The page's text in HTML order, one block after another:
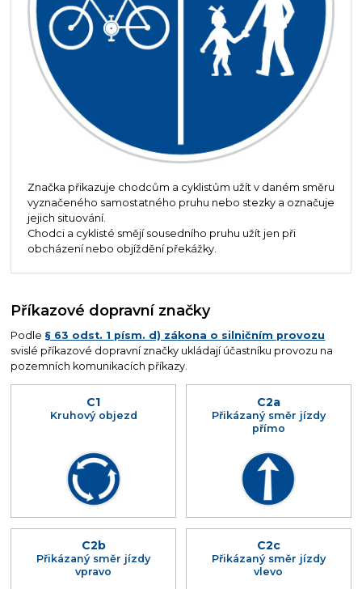
Značka přikazuje chodcům a cyklistům užít v daném směru
vyznačeného samostatného pruhu nebo stezky a označuje
jejich situování.
Chodci a cyklisté smějí sousedního pruhu užít jen při
obcházení nebo objíždění překážky.
Příkazové dopravní značky
Podle § 63 odst. 1 písm. d) zákona o silničním provozu
svislé příkazové dopravní značky ukládají účastníku provozu na
pozemních komunikacích příkazy.
C1
Kruhový objezd
C2a
Přikázaný směr jízdy
přímo
C2b
Přikázaný směr jízdy
vpravo
C2c
Přikázaný směr jízdy
vlevo